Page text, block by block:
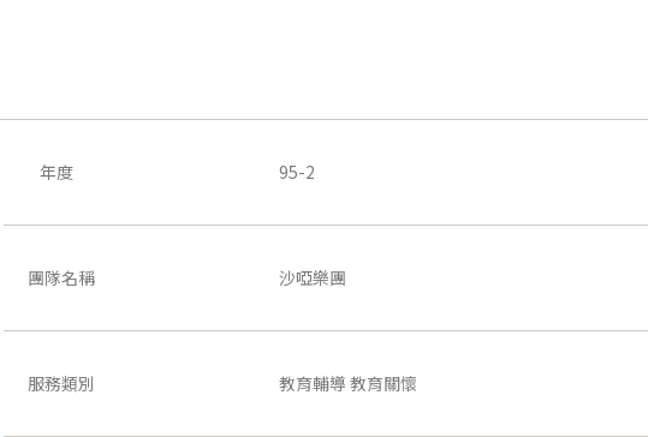
年度 95-2
團隊名稱 沙啞樂團
服務類別 教育輔導 教育關懷